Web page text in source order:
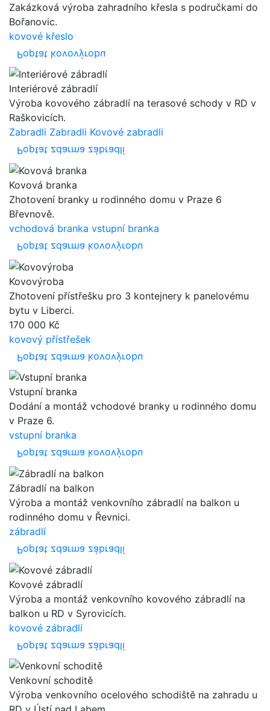
Zakázková výroba zahradního křesla s područkami do
Bořanovic.
kovové křeslo
Poptat kovovýrobu
Interiérové zábradlí
Výroba kovového zábradlí na terasové schody v RD v
Raškovicích.
Zabradli Zabradli Kovové zabradli
Poptat zdarma zábradlí
Kovová branka
Zhotovení branky u rodinného domu v Praze 6
Břevnově.
vchodová branka vstupní branka
Poptat zdarma kovovýrobu
Kovovýroba
Zhotovení přístřešku pro 3 kontejnery k panelovému
bytu v Liberci.
170 000 Kč
kovový přístřešek
Poptat zdarma kovovýrobu
Vstupní branka
Dodání a montáž vchodové branky u rodinného domu
v Praze 6.
vstupní branka
Poptat zdarma kovovýrobu
Zábradlí na balkon
Výroba a montáž venkovního zábradlí na balkon u
rodinného domu v Řevnici.
zábradlí
Poptat zdarma zábradlí
Kovové zábradlí
Výroba a montáž venkovního kovového zábradlí na
balkon u RD v Syrovicích.
kovové zábradlí
Poptat zdarma zábradlí
Venkovní schoditě
Výroba venkovního ocelového schodiště na zahradu u